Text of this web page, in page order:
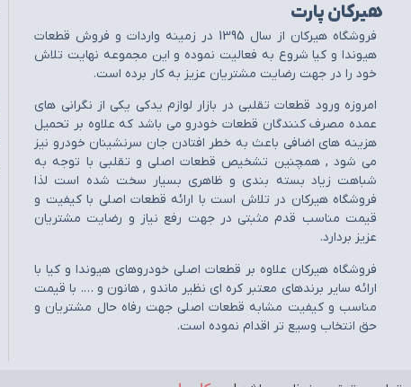
هیرکان پارت
فروشگاه هيرکان از سال 1395 در زمينه واردات و فروش قطعات
هيوندا و کيا شروع به فعاليت نموده و اين مجموعه نهايت تلاش
خود را در جهت رضايت مشتريان عزيز به کار برده است.
امروزه ورود قطعات تقلبي در بازار لوازم يدکي يکي از نگراني هاي
عمده مصرف کنندگان قطعات خودرو مي باشد که علاوه بر تحميل
هزينه هاي اضافي باعث به خطر افتادن جان سرنشينان خودرو نيز
مي شود , همچنين تشخيص قطعات اصلي و تقلبي با توجه به
شباهت زياد بسته بندي و ظاهري بسيار سخت شده است لذا
فروشگاه هيرکان در تلاش است با ارائه قطعات اصلي با کيفيت و
قيمت مناسب قدم مثبتي در جهت رفع نياز و رضايت مشتريان
عزيز بردارد.
فروشگاه هيرکان علاوه بر قطعات اصلي خودروهاي هيوندا و کيا با
ارائه ساير برندهاي معتبر کره اي نظير ماندو , هانون و …. با قيمت
مناسب و کيفيت مشابه قطعات اصلي جهت رفاه حال مشتريان و
حق انتخاب وسيع تر اقدام نموده است.